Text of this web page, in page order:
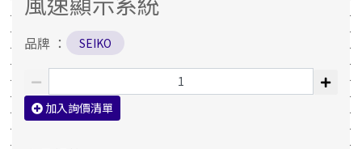
品牌 ： SEIKO
加入詢價清單